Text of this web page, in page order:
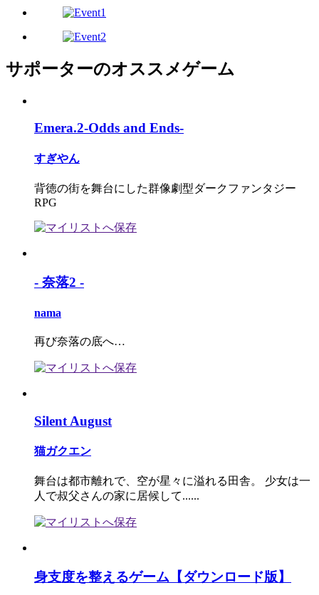
サポーターのオススメゲーム
Emera.2-Odds and Ends-
すぎやん
背徳の街を舞台にした群像劇型ダークファンタジー
RPG
- 奈落2 -
nama
再び奈落の底へ…
Silent August
猫ガクエン
舞台は都市離れで、空が星々に溢れる田舎。 少女は一
人で叔父さんの家に居候して......
身支度を整えるゲーム【ダウンロード版】